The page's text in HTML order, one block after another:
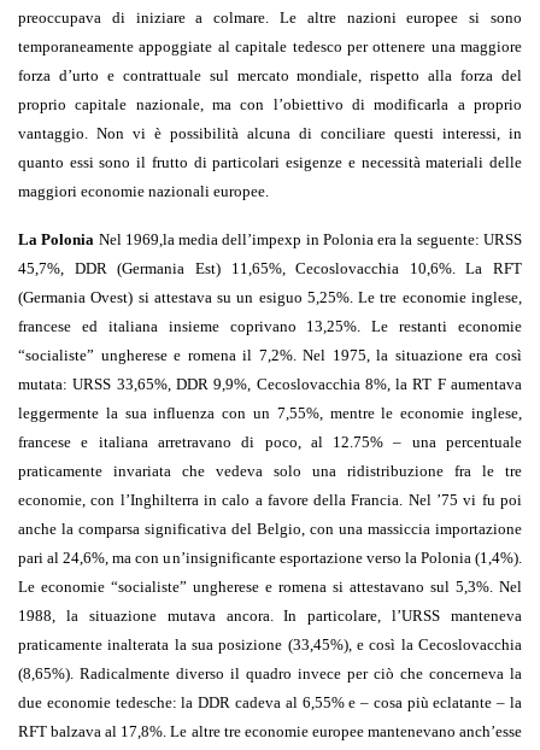
preoccupava di iniziare a colmare. Le altre nazioni europee si sono
temporaneamente appoggiate al capitale tedesco per ottenere una maggiore
forza d’urto e contrattuale sul mercato mondiale, rispetto alla forza del
proprio capitale nazionale, ma con l’obiettivo di modificarla a proprio
vantaggio. Non vi è possibilità alcuna di conciliare questi interessi, in
quanto essi sono il frutto di particolari esigenze e necessità materiali delle
maggiori economie nazionali europee.
La Polonia Nel 1969,la media dell’impexp in Polonia era la seguente: URSS
45,7%, DDR (Germania Est) 11,65%, Cecoslovacchia 10,6%. La RFT
(Germania Ovest) si attestava su un esiguo 5,25%. Le tre economie inglese,
francese ed italiana insieme coprivano 13,25%. Le restanti economie
“socialiste” ungherese e romena il 7,2%. Nel 1975, la situazione era così
mutata: URSS 33,65%, DDR 9,9%, Cecoslovacchia 8%, la RT F aumentava
leggermente la sua influenza con un 7,55%, mentre le economie inglese,
francese e italiana arretravano di poco, al 12.75% – una percentuale
praticamente invariata che vedeva solo una ridistribuzione fra le tre
economie, con l’Inghilterra in calo a favore della Francia. Nel ’75 vi fu poi
anche la comparsa significativa del Belgio, con una massiccia importazione
pari al 24,6%, ma con un’insignificante esportazione verso la Polonia (1,4%).
Le economie “socialiste” ungherese e romena si attestavano sul 5,3%. Nel
1988, la situazione mutava ancora. In particolare, l’URSS manteneva
praticamente inalterata la sua posizione (33,45%), e così la Cecoslovacchia
(8,65%). Radicalmente diverso il quadro invece per ciò che concerneva la
due economie tedesche: la DDR cadeva al 6,55% e – cosa più eclatante – la
RFT balzava al 17,8%. Le altre tre economie europee mantenevano anch’esse